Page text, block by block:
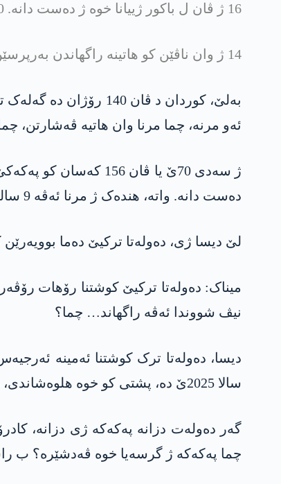
16 ژ ڤان ل باکور ژییانا خوە ژ دەست دانە. 140 کەسێن مایی ل ئاخا باشوورێ کوردستانێ یا د بن کۆنترۆلا پەکەکێ دە ژیانا خوە ژ دەست دانە.
14 ژ وان ناڤێن کو ھاتینە راگھاندن بەرپرسێن پایەبلند بوون (ناڤێن وان ھەنە).
ئەو مرنە، چما مرنا وان ھاتیە ڤەشارتن،
دەست دانە. واتە، ھندەک ژ مرنا ئەڤە 9 سالن تێن ڤەشارتن. چما؟
لێ دیسا ژی، دەولەتا ترکیێ دەما
نیڤ شووندا ئەڤە راگھاند… چما؟
سالا 2025ێ دە، پشتی کو خوە ھلوەشاندی، راگھاند. و ب رۆژانە، پەسنێ ئەمینە ئەرجیەس ددن.
گەر دەولەت دزانە پەکەکە ژی دزانە،
چما پەکەکە ژ گرسەیا خوە ڤەدشێرە؟ ب